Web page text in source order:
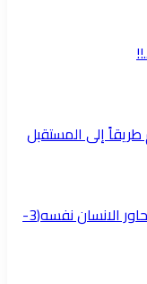
إلى المستقبل
البرهان وضياع الفرص الثمينة: عندما يحاور الانسان نفسه(3-